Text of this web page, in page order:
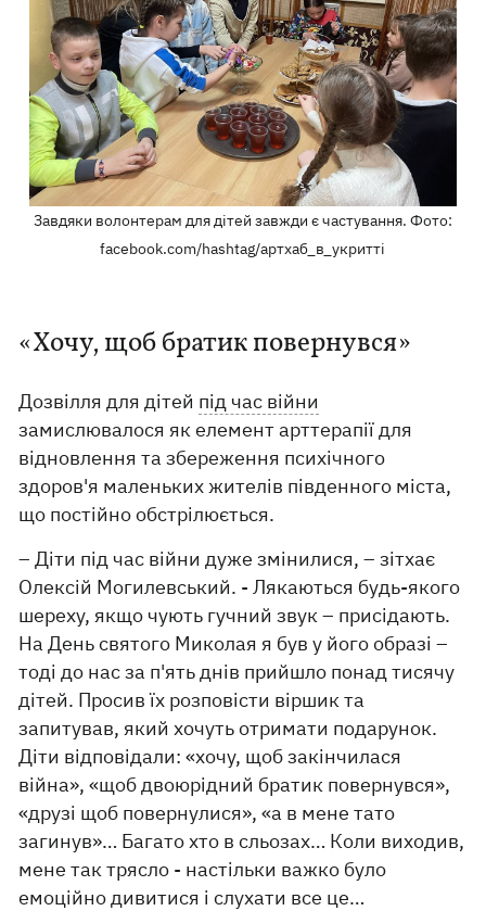
Завдяки волонтерам для дітей завжди є частування. Фото:
facebook.com/hashtag/артхаб_в_укритті
«Хочу, щоб братик повернувся»
Дозвілля для дітей під час війни
замислювалося як елемент арттерапії для
відновлення та збереження психічного
здоров'я маленьких жителів південного міста,
що постійно обстрілюється.
– Діти під час війни дуже змінилися, – зітхає
Олексій Могилевський. - Лякаються будь-якого
шереху, якщо чують гучний звук – присідають.
На День святого Миколая я був у його образі –
тоді до нас за п'ять днів прийшло понад тисячу
дітей. Просив їх розповісти віршик та
запитував, який хочуть отримати подарунок.
Діти відповідали: «хочу, щоб закінчилася
війна», «щоб двоюрідний братик повернувся»,
«друзі щоб повернулися», «а в мене тато
загинув»… Багато хто в сльозах… Коли виходив,
мене так трясло - настільки важко було
емоційно дивитися і слухати все це…